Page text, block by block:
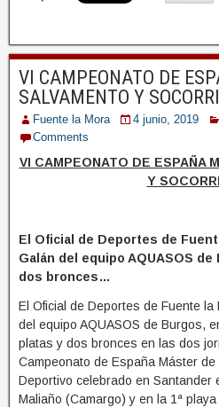
VI CAMPEONATO DE
SALVAMENTO Y
Fuente la Mora 4 junio, 2019
Comments
VI CAMPEONATO DE ESPAÑA
Y
El Oficial de Deportes de
Galán del equipo AQUASOS
dos bronces…
El Oficial de Deportes de Fuente la
del equipo AQUASOS de Burgos,
platas y dos bronces en las dos
Campeonato de España Máster
Deportivo celebrado en Santander
Maliaño (Camargo) y en la 1ª